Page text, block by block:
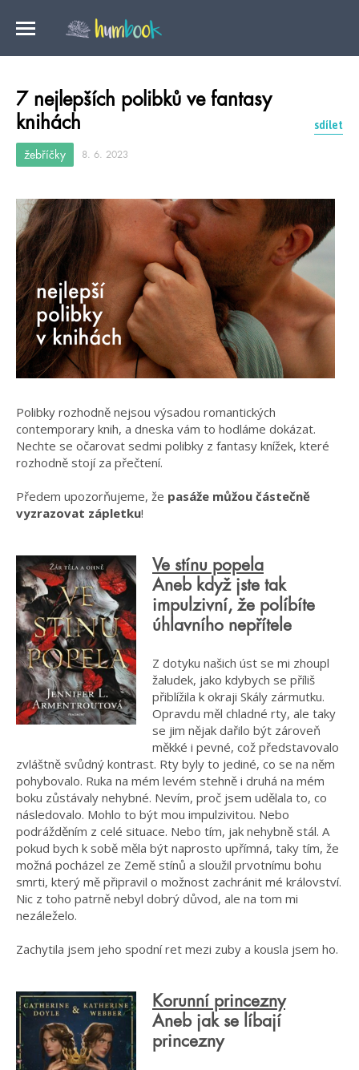
7 nejlepších polibků ve fantasy
knihách
sdílet
žebříčky 8. 6. 2023
Polibky rozhodně nejsou výsadou romantických
contemporary knih, a dneska vám to hodláme dokázat.
Nechte se očarovat sedmi polibky z fantasy knížek, které
rozhodně stojí za přečtení.
Předem upozorňujeme, že pasáže můžou částečně
vyzrazovat zápletku!
Ve stínu popela
Aneb když jste tak
impulzivní, že políbíte
úhlavního nepřítele
Z dotyku našich úst se mi zhoupl
žaludek, jako kdybych se příliš
přiblížila k okraji Skály zármutku.
Opravdu měl chladné rty, ale taky
se jim nějak dařilo být zároveň
měkké i pevné, což představovalo
zvláštně svůdný kontrast. Rty byly to jediné, co se na něm
pohybovalo. Ruka na mém levém stehně i druhá na mém
boku zůstávaly nehybné. Nevím, proč jsem udělala to, co
následovalo. Mohlo to být mou impulzivitou. Nebo
podrážděním z celé situace. Nebo tím, jak nehybně stál. A
pokud bych k sobě měla být naprosto upřímná, taky tím, že
možná pocházel ze Země stínů a sloužil prvotnímu bohu
smrti, který mě připravil o možnost zachránit mé království.
Nic z toho patrně nebyl dobrý důvod, ale na tom mi
nezáleželo.
Zachytila jsem jeho spodní ret mezi zuby a kousla jsem ho.
Korunní princezny
Aneb jak se líbají
princezny